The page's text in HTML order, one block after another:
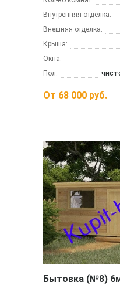
Внутренняя отделка:
Внешняя отделка:
Крыша:
Окна:
Пол:
От 68 000 руб.
Бытовка (№8)